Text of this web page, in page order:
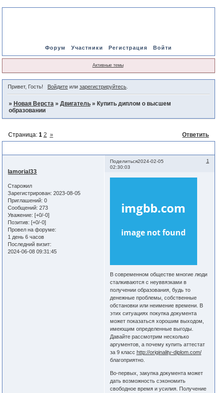
Форум Участники Регистрация Войти
Активные темы
Привет, Гость! Войдитеили зарегистрируйтесь.
» Новая Верста » Двигатель » Купить диплом о высшем
образовании
Страница: 1 2 » Ответить
Поделиться 1
2024-02-05
02:30:03
Iamorial33
Старожил
Зарегистрирован: 2023-08-05
Приглашений: 0
Сообщений: 273
Уважение: [+0/-0]
Позитив: [+0/-0]
Провел на форуме:
1 день 6 часов
Последний визит:
2024-06-08 09:31:45
В современном обществе многие люди
сталкиваются с неуввязками в
получении образования, будь то
денежные проблемы, собственные
обстановки или неимение времени. В
этих ситуациях покупка документа
может показаться хорошим выходом,
имеющим определенные выгоды.
Давайте рассмотрим несколько
аргументов, а почему купить аттестат
за 9 класс http://originality-diplom.com/
благоприятно.
Во-первых, закупка документа может
дать возможность сэкономить
свободное время и усилия. Получение